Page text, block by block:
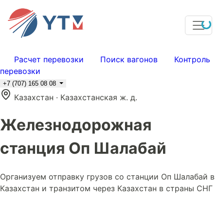
Расчет перевозки Поиск вагонов
Контроль
перевозки
+7 (707) 165 08 08
Казахстан · Казахстанская ж. д.
Железнодорожная
станция Оп Шалабай
Организуем отправку грузов со станции Оп Шалабай в
Казахстан и транзитом через Казахстан в страны СНГ